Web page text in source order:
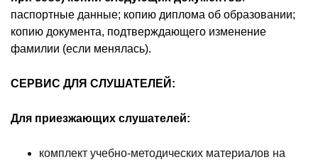
паспортные данные; копию диплома об образовании;
копию документа, подтверждающего изменение
фамилии (если менялась).
СЕРВИС ДЛЯ СЛУШАТЕЛЕЙ:
Для приезжающих слушателей:
комплект учебно-методических материалов на